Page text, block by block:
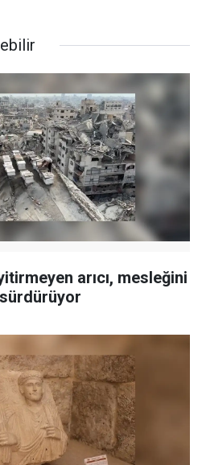
arıcı, mesleğini